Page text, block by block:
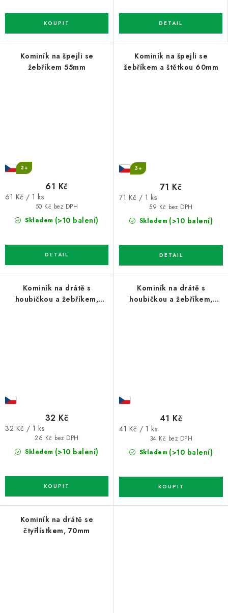
Kominík na špejli se
žebříkem 55mm
3+
Skladem (>10 balení)
50 Kč bez DPH
61 Kč
Měrná
61 Kč / 1 ks
Kominík na špejli se
žebříkem a štětkou 60mm
3+
Skladem (>10 balení)
59 Kč bez DPH
71 Kč
Měrná
71 Kč / 1 ks
Kominík na drátě s
houbičkou a žebříkem,
Skladem (>10 balení)
26 Kč bez DPH
32 Kč
Měrná
32 Kč / 1 ks
Kominík na drátě s
houbičkou a žebříkem,
Skladem (>10 balení)
34 Kč bez DPH
41 Kč
Měrná
41 Kč / 1 ks
Kominík na drátě se
čtyřlístkem, 70mm